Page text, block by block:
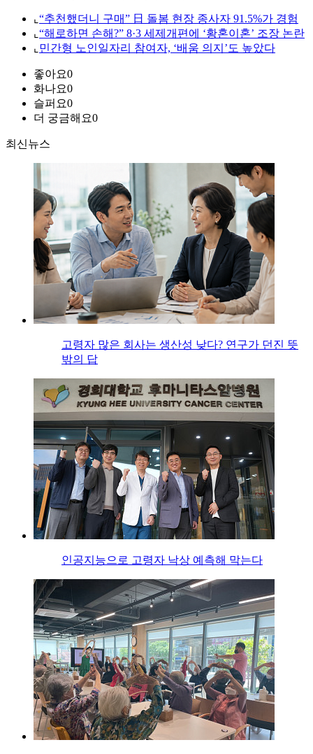
⌞ “추천했더니 구매” 日 돌봄 현장 종사자 91.5%가 경험
⌞ “해로하면 손해?” 8·3 세제개편에 ‘황혼이혼’ 조장 논란
⌞ 민간형 노인일자리 참여자, ‘배움 의지’도 높았다
좋아요0
화나요0
슬퍼요0
더 궁금해요0
최신뉴스
고령자 많은 회사는 생산성 낮다? 연구가 던진 뜻
밖의 답
인공지능으로 고령자 낙상 예측해 막는다